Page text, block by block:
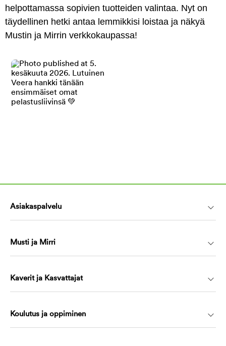
helpottamassa sopivien tuotteiden valintaa. Nyt on
täydellinen hetki antaa lemmikkisi loistaa ja näkyä
Mustin ja Mirrin verkkokaupassa!
Asiakaspalvelu
Musti ja Mirri
Kaverit ja Kasvattajat
Koulutus ja oppiminen